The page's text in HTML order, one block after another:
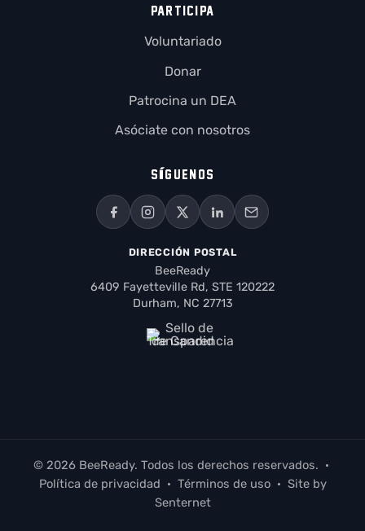
PARTICIPA
Voluntariado
Donar
Patrocina un DEA
Asóciate con nosotros
SÍGUENOS
DIRECCIÓN POSTAL
BeeReady
6409 Fayetteville Rd, STE 120222
Durham, NC 27713
© 2026 BeeReady. Todos los derechos reservados. ·
Política de privacidad · Términos de uso· Site by
Senternet